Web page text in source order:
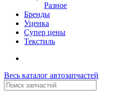
Разное
Бренды
Уценка
Супер цены
Текстиль
Весь каталог автозапчастей